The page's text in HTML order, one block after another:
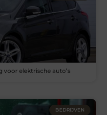
voor elektrische auto’s
BEDRIJVEN